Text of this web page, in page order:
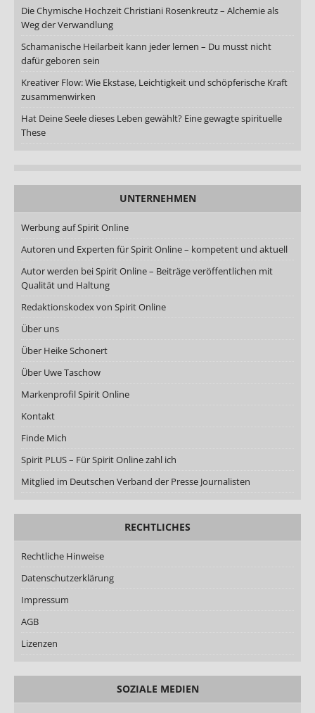
Die Chymische Hochzeit Christiani Rosenkreutz – Alchemie als
Weg der Verwandlung
Schamanische Heilarbeit kann jeder lernen – Du musst nicht
dafür geboren sein
Kreativer Flow: Wie Ekstase, Leichtigkeit und schöpferische Kraft
zusammenwirken
Hat Deine Seele dieses Leben gewählt? Eine gewagte spirituelle
These
UNTERNEHMEN
Werbung auf Spirit Online
Autoren und Experten für Spirit Online – kompetent und aktuell
Autor werden bei Spirit Online – Beiträge veröffentlichen mit
Qualität und Haltung
Redaktionskodex von Spirit Online
Über uns
Über Heike Schonert
Über Uwe Taschow
Markenprofil Spirit Online
Kontakt
Finde Mich
Spirit PLUS – Für Spirit Online zahl ich
Mitglied im Deutschen Verband der Presse Journalisten
RECHTLICHES
Rechtliche Hinweise
Datenschutzerklärung
Impressum
AGB
Lizenzen
SOZIALE MEDIEN